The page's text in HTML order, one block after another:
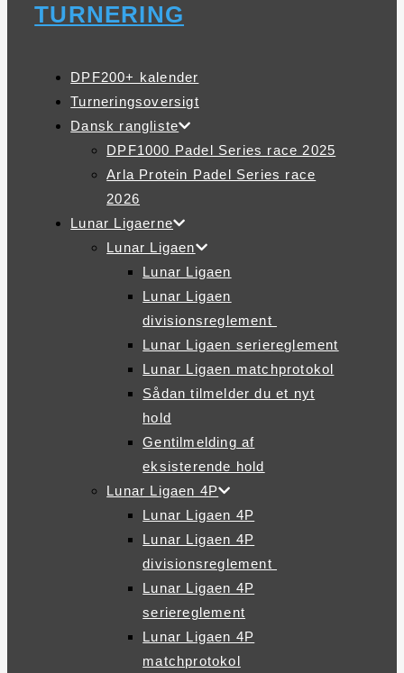
TURNERING
DPF200+ kalender
Turneringsoversigt
Dansk rangliste
DPF1000 Padel Series race 2025
Arla Protein Padel Series race
2026
Lunar Ligaerne
Lunar Ligaen
Lunar Ligaen
Lunar Ligaen
divisionsreglement
Lunar Ligaen seriereglement
Lunar Ligaen matchprotokol
Sådan tilmelder du et nyt
hold
Gentilmelding af
eksisterende hold
Lunar Ligaen 4P
Lunar Ligaen 4P
Lunar Ligaen 4P
divisionsreglement
Lunar Ligaen 4P
seriereglement
Lunar Ligaen 4P
matchprotokol